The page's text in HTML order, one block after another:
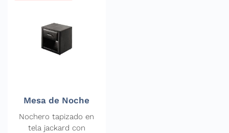
Mesa de Noche
Nochero tapizado en
tela jackard con